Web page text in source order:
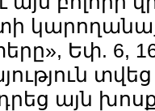
Եփ. 6,
այն